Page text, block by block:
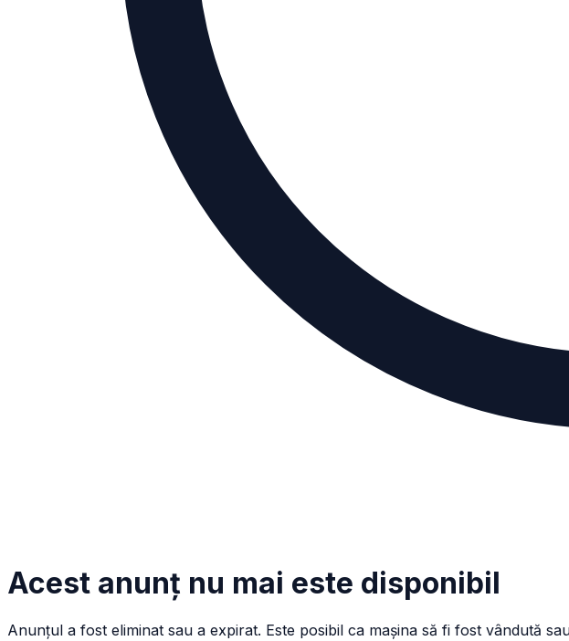
Acest anunț nu mai este disponibil
Anunțul a fost eliminat sau a expirat. Este posibil ca mașina să fi fost vândută